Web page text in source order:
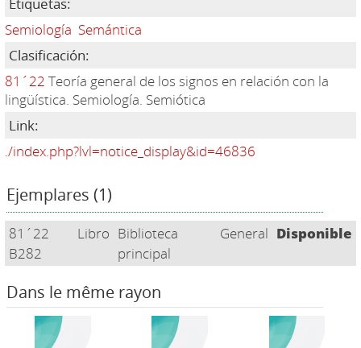
Semiología Semántica
Clasificación:
81´22 Teoría general de los signos en relación con la
lingüística. Semiología. Semiótica
Link:
./index.php?lvl=notice_display&id=46836
Ejemplares (1)
81´22
B282
Libro Biblioteca
principal
General Disponible
Dans le même rayon